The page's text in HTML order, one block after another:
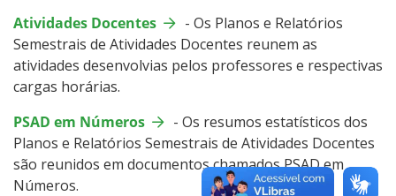
28- Observatório de Acesso, Permanência e Êxito
29- Corregedoria
Atividades Docentes
- Os Planos e Relatórios
Semestrais de Atividades Docentes reunem as
atividades desenvolvias pelos professores e respectivas
cargas horárias.
PSAD em Números
- Os resumos estatísticos dos
Planos e Relatórios Semestrais de Atividades Docentes
são reunidos em documentos chamados PSAD em
Números.